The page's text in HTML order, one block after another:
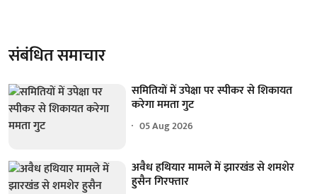
संबंधित समाचार
समितियों में उपेक्षा पर स्पीकर से शिकायत
करेगा ममता गुट
05 Aug 2026
अवैध हथियार मामले में झारखंड से शमशेर
हुसैन गिरफ्तार